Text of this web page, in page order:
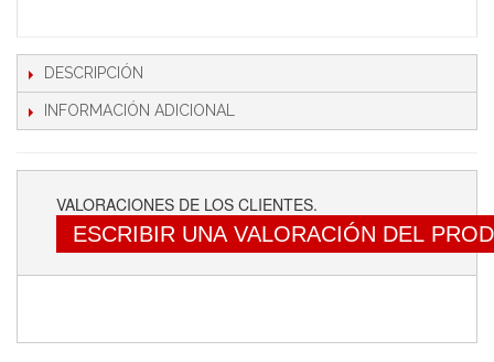
DESCRIPCIÓN
INFORMACIÓN ADICIONAL
VALORACIONES DE LOS CLIENTES.
ESCRIBIR UNA VALORACIÓN DEL